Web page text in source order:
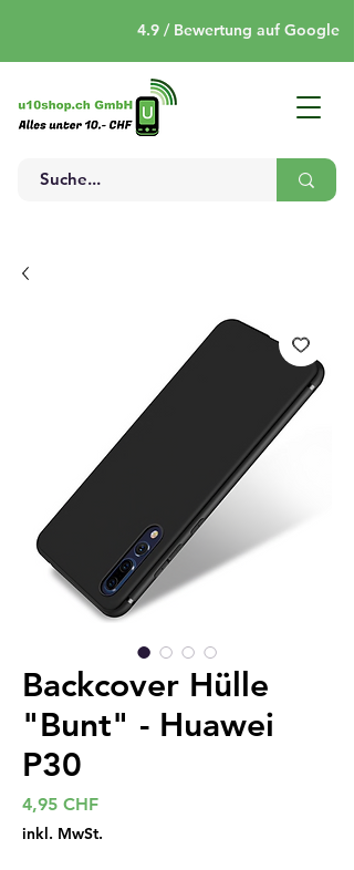
4.9 / Bewertung auf Google
Backcover Hülle
"Bunt" - Huawei
P30
4,95 CHFPreis
inkl. MwSt.